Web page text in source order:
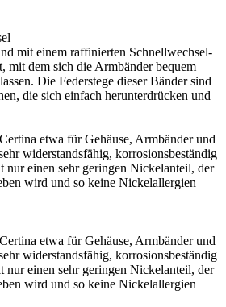
mit einem raffinierten Schnellwechsel-
mit dem sich die Armbänder bequem
Die Federstege dieser Bänder sind
die sich einfach herunterdrücken und
etwa für Gehäuse, Armbänder und
widerstandsfähig, korrosionsbeständig
nur einen sehr geringen Nickelanteil, der
wird und so keine Nickelallergien
etwa für Gehäuse, Armbänder und
widerstandsfähig, korrosionsbeständig
nur einen sehr geringen Nickelanteil, der
wird und so keine Nickelallergien